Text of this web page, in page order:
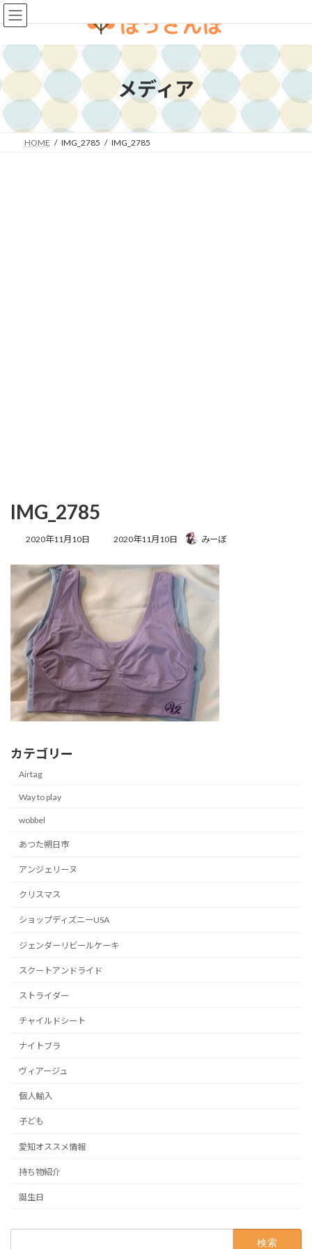
コ
ン
ン
ツ
へ
ス
キ
ッ
ナ
ビ
ー
シ
ョ
ン
に
移
メディア
HOME IMG_2785 IMG_2785
IMG_2785
2020年11月10日
最
2020年11月10日 みーぼ
カテゴリー
Airtag
Way to play
wobbel
あつた朔日市
アンジェリーヌ
クリスマス
ショップディズニーUSA
ジェンダーリビールケーキ
スクートアンドライド
ストライダー
チャイルドシート
ナイトブラ
ヴィアージュ
個人輸入
子ども
愛知オススメ情報
持ち物紹介
誕生日